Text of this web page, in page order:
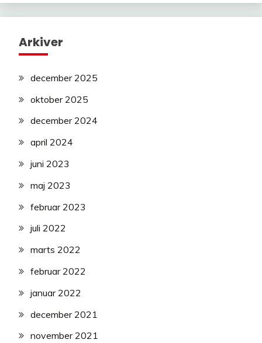
Arkiver
december 2025
oktober 2025
december 2024
april 2024
juni 2023
maj 2023
februar 2023
juli 2022
marts 2022
februar 2022
januar 2022
december 2021
november 2021